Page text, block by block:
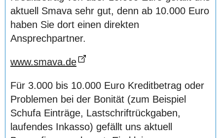
aktuell Smava sehr gut, denn ab 10.000 Euro
haben Sie dort einen direkten
Ansprechpartner.
www.smava.de
Für 3.000 bis 10.000 Euro Kreditbetrag oder
Problemen bei der Bonität (zum Beispiel
Schufa Einträge, Lastschriftrückgaben,
laufendes Inkasso) gefällt uns aktuell